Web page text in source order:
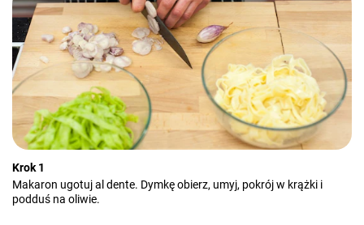
Krok 1
Makaron ugotuj al dente. Dymkę obierz, umyj, pokrój w krążki i
podduś na oliwie.